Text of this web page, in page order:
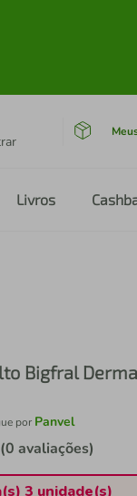
Livros
Bigfral
por Panvel
(0 avaliações)
3 unidade(s)